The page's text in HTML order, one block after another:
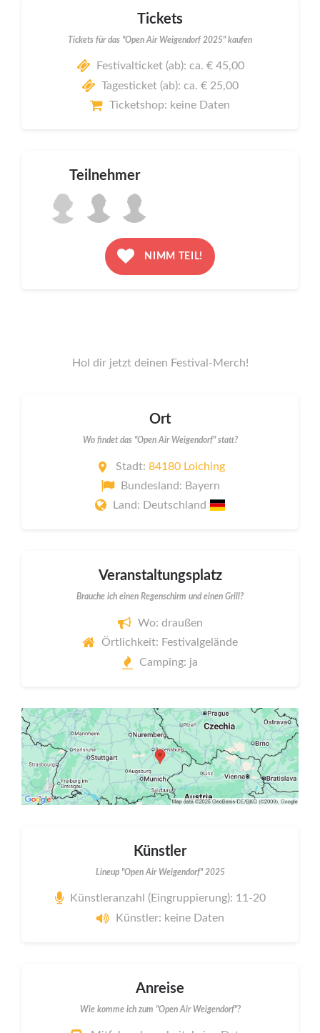
Tickets
Tickets für das "Open Air Weigendorf 2025" kaufen
Festivalticket (ab): ca. € 45,00
Tagesticket (ab): ca. € 25,00
Ticketshop: keine Daten
Teilnehmer
NIMM TEIL!
Hol dir jetzt deinen Festival-Merch!
Ort
Wo findet das "Open Air Weigendorf" statt?
Stadt: 84180 Loiching
Bundesland: Bayern
Land: Deutschland
Veranstaltungsplatz
Brauche ich einen Regenschirm und einen Grill?
Wo: draußen
Örtlichkeit: Festivalgelände
Camping: ja
Künstler
Lineup "Open Air Weigendorf" 2025
Künstleranzahl (Eingruppierung): 11-20
Künstler: keine Daten
Anreise
Wie komme ich zum "Open Air Weigendorf"?